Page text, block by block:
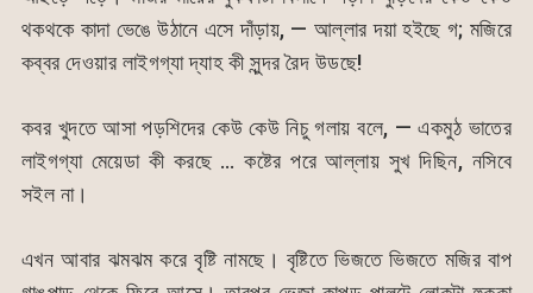
থকথকে কাদা ভেঙে উঠানে এসে দাঁড়ায়, — আল্লার দয়া হইছে গ; মজিরে
কব্বর দেওয়ার লাইগগ্যা দ্যাহ কী সুন্দর রৈদ উডছে!
কবর খুদতে আসা পড়শিদের কেউ কেউ নিচু গলায় বলে, — একমুঠ ভাতের
লাইগগ্যা মেয়েডা কী করছে … কষ্টের পরে আল্লায় সুখ দিছিন, নসিবে
সইল না।
এখন আবার ঝমঝম করে বৃষ্টি নামছে। বৃষ্টিতে ভিজতে ভিজতে মজির বাপ